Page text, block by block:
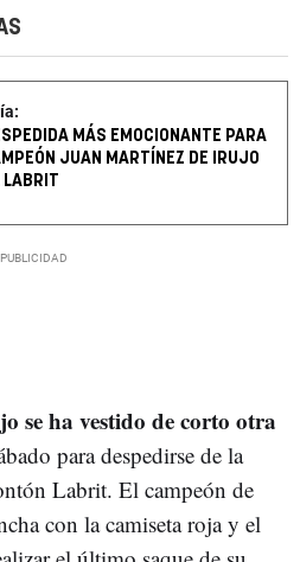
MÁS EMOCIONANTE PARA
JUAN MARTÍNEZ DE IRUJO
LABRIT
se ha vestido de corto otra
para despedirse de la
Labrit. El campeón de
con la camiseta roja y el